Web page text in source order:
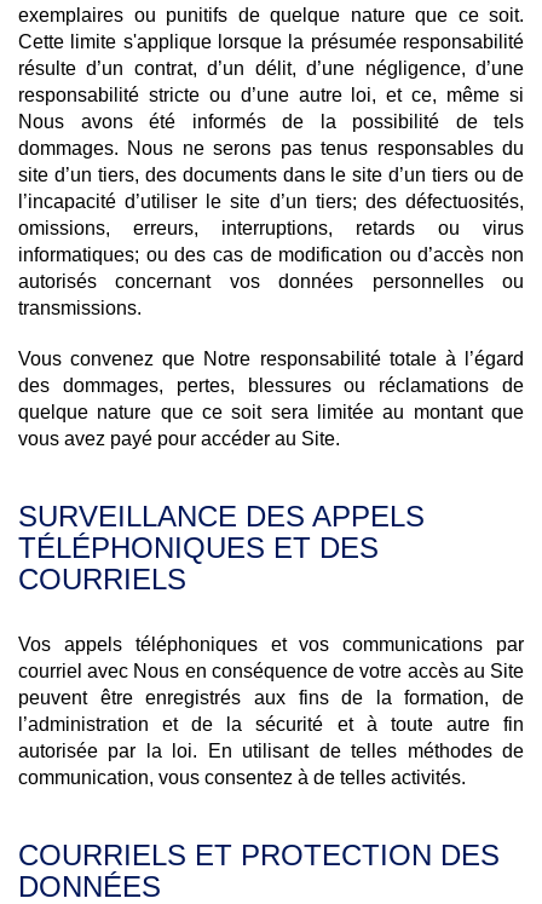
exemplaires ou punitifs de quelque nature que ce soit.
Cette limite s'applique lorsque la présumée responsabilité
résulte d’un contrat, d’un délit, d’une négligence, d’une
responsabilité stricte ou d’une autre loi, et ce, même si
Nous avons été informés de la possibilité de tels
dommages. Nous ne serons pas tenus responsables du
site d’un tiers, des documents dans le site d’un tiers ou de
l’incapacité d’utiliser le site d’un tiers; des défectuosités,
omissions, erreurs, interruptions, retards ou virus
informatiques; ou des cas de modification ou d’accès non
autorisés concernant vos données personnelles ou
transmissions.
Vous convenez que Notre responsabilité totale à l’égard
des dommages, pertes, blessures ou réclamations de
quelque nature que ce soit sera limitée au montant que
vous avez payé pour accéder au Site.
SURVEILLANCE DES APPELS
TÉLÉPHONIQUES ET DES
COURRIELS
Vos appels téléphoniques et vos communications par
courriel avec Nous en conséquence de votre accès au Site
peuvent être enregistrés aux fins de la formation, de
l’administration et de la sécurité et à toute autre fin
autorisée par la loi. En utilisant de telles méthodes de
communication, vous consentez à de telles activités.
COURRIELS ET PROTECTION DES
DONNÉES